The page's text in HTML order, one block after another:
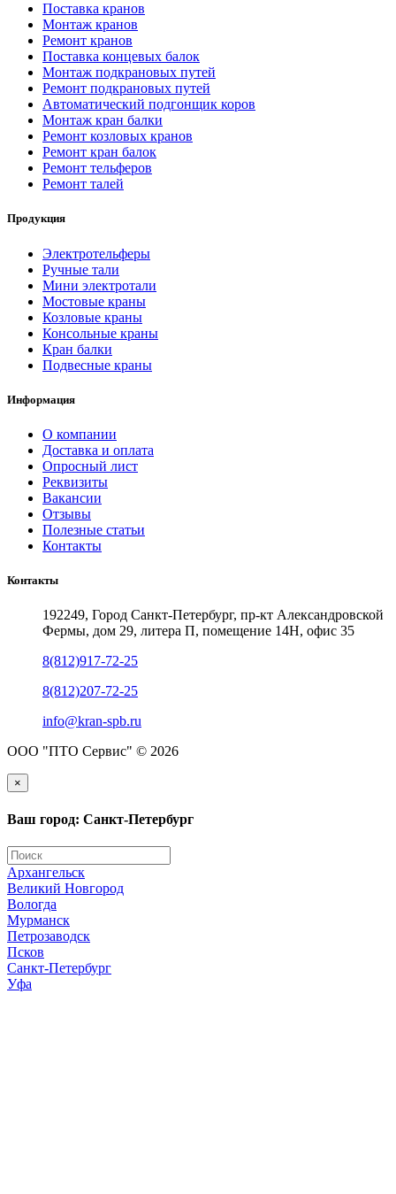
Поставка кранов
Монтаж кранов
Ремонт кранов
Поставка концевых балок
Монтаж подкрановых путей
Ремонт подкрановых путей
Автоматический подгонщик коров
Монтаж кран балки
Ремонт козловых кранов
Ремонт кран балок
Ремонт тельферов
Ремонт талей
Продукция
Электротельферы
Ручные тали
Мини электротали
Мостовые краны
Козловые краны
Консольные краны
Кран балки
Подвесные краны
Информация
О компании
Доставка и оплата
Опросный лист
Реквизиты
Вакансии
Отзывы
Полезные статьи
Контакты
Контакты
192249, Город Санкт-Петербург, пр-кт Александровской
Фермы, дом 29, литера П, помещение 14Н, офис 35
8(812)917-72-25
8(812)207-72-25
info@kran-spb.ru
ООО "ПТО Сервис" © 2026
×
Ваш город: Санкт-Петербург
Архангельск
Великий Новгород
Вологда
Мурманск
Петрозаводск
Псков
Санкт-Петербург
Уфа